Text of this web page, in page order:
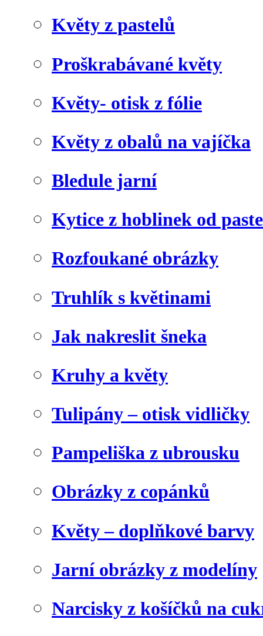
Květy z pastelů
Proškrabávané květy
Květy- otisk z fólie
Květy z obalů na vajíčka
Bledule jarní
Kytice z hoblinek od
Rozfoukané obrázky
Truhlík s květinami
Jak nakreslit šneka
Kruhy a květy
Tulipány – otisk vidličky
Pampeliška z ubrousku
Obrázky z copánků
Květy – doplňkové barvy
Jarní obrázky z modelíny
Narcisky z košíčků na